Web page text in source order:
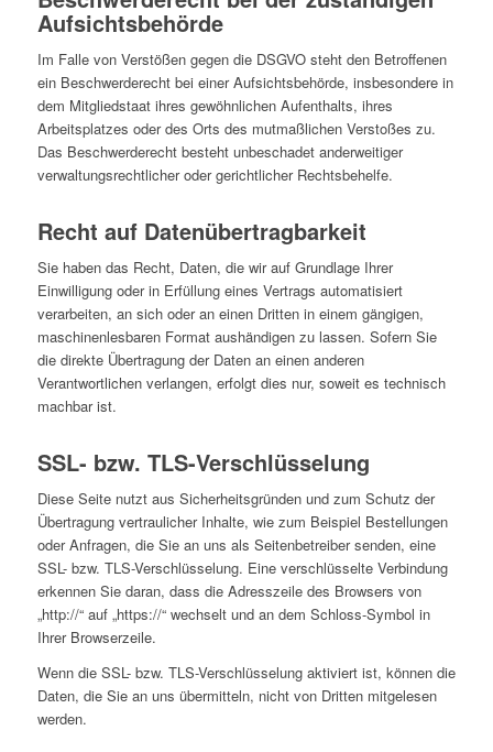
Aufsichts­behörde
Im Falle von Verstößen gegen die DSGVO steht den Betroffenen
ein Beschwerderecht bei einer Aufsichtsbehörde, insbesondere in
dem Mitgliedstaat ihres gewöhnlichen Aufenthalts, ihres
Arbeitsplatzes oder des Orts des mutmaßlichen Verstoßes zu.
Das Beschwerderecht besteht unbeschadet anderweitiger
verwaltungsrechtlicher oder gerichtlicher Rechtsbehelfe.
Recht auf Daten­übertrag­barkeit
Sie haben das Recht, Daten, die wir auf Grundlage Ihrer
Einwilligung oder in Erfüllung eines Vertrags automatisiert
verarbeiten, an sich oder an einen Dritten in einem gängigen,
maschinenlesbaren Format aushändigen zu lassen. Sofern Sie
die direkte Übertragung der Daten an einen anderen
Verantwortlichen verlangen, erfolgt dies nur, soweit es technisch
machbar ist.
SSL- bzw. TLS-Verschlüsselung
Diese Seite nutzt aus Sicherheitsgründen und zum Schutz der
Übertragung vertraulicher Inhalte, wie zum Beispiel Bestellungen
oder Anfragen, die Sie an uns als Seitenbetreiber senden, eine
SSL- bzw. TLS-Verschlüsselung. Eine verschlüsselte Verbindung
erkennen Sie daran, dass die Adresszeile des Browsers von
„http://“ auf „https://“ wechselt und an dem Schloss-Symbol in
Ihrer Browserzeile.
Wenn die SSL- bzw. TLS-Verschlüsselung aktiviert ist, können die
Daten, die Sie an uns übermitteln, nicht von Dritten mitgelesen
werden.